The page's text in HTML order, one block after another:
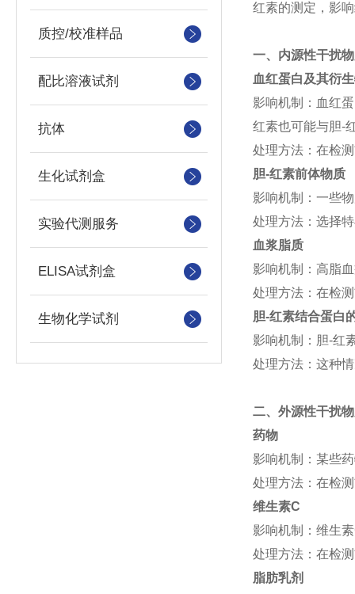
质控/校准样品
配比溶液试剂
抗体
生化试剂盒
实验代测服务
ELISA试剂盒
生物化学试剂
红素的测定，影
一、内源性干扰
血红蛋白及其衍
影响机制：血红
红素也可能与胆-
处理方法：在检
胆-红素前体物质
影响机制：一些
处理方法：选择
血浆脂质
影响机制：高脂
处理方法：在检
胆-红素结合蛋白
影响机制：胆-红
处理方法：这种
二、外源性干扰
药物
影响机制：某些
处理方法：在检
维生素C
影响机制：维生素
处理方法：在检
脂肪乳剂